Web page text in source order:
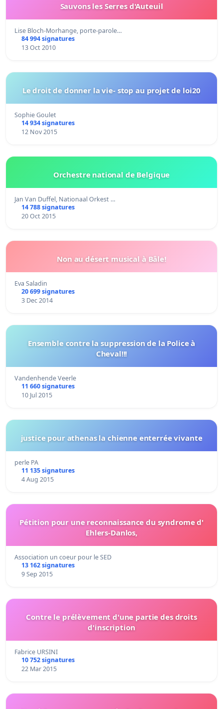
Sauvons les Serres d'Auteuil
Lise Bloch-Morhange, porte-parole…
84 994 signatures
13 Oct 2010
Le droit de donner la vie- stop au projet de loi20
Sophie Goulet
14 934 signatures
12 Nov 2015
Orchestre national de Belgique
Jan Van Duffel, Nationaal Orkest …
14 788 signatures
20 Oct 2015
Non au désert musical à Bâle!
Eva Saladin
20 699 signatures
3 Dec 2014
Ensemble contre la suppression de la Police à
Cheval!!!
Vandenhende Veerle
11 660 signatures
10 Jul 2015
justice pour athenas la chienne enterrée vivante
perle PA
11 135 signatures
4 Aug 2015
Pétition pour une reconnaissance du syndrome d'
Ehlers-Danlos,
Association un coeur pour le SED
13 162 signatures
9 Sep 2015
Contre le prélèvement d'une partie des droits
d'inscription
Fabrice URSINI
10 752 signatures
22 Mar 2015